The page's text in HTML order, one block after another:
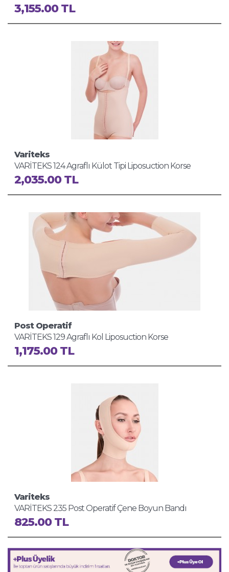
Liposuction Korse
3,155.00 TL
Variteks
VARİTEKS 124 Agraflı Külot Tipi Liposuction Korse
2,035.00 TL
Post Operatif
VARİTEKS 129 Agraflı Kol Liposuction Korse
1,175.00 TL
Variteks
VARİTEKS 235 Post Operatif Çene Boyun Bandı
825.00 TL